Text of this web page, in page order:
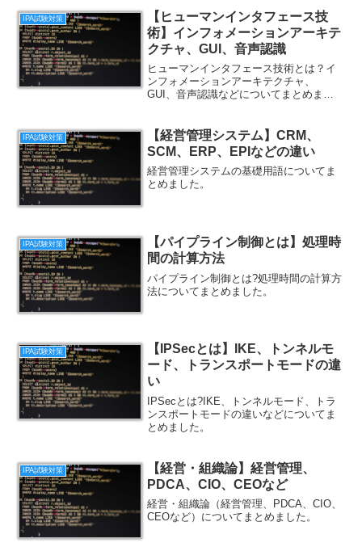
IPA試験対策
【ヒューマンインタフェース技
術】インフォメーションアーキテ
クチャ、GUI、音声認識
ヒューマンインタフェース技術とは？イ
ンフォメーションアーキテクチャ、
GUI、音声認識などについてまとめまし
IPA試験対策
【経営管理システム】CRM、
SCM、ERP、EPIなどの違い
経営管理システムの基礎用語についてま
とめました。
IPA試験対策
【パイプライン制御とは】処理時
間の計算方法
パイプライン制御とは?処理時間の計算方
法についてまとめました。
IPA試験対策
【IPSecとは】IKE、トンネルモ
ード、トランスポートモードの違
い
IPSecとは?IKE、トンネルモード、トラ
ンスポートモードの違いなどについてま
とめました。
IPA試験対策
【経営・組織論】経営管理、
PDCA、CIO、CEOなど
経営・組織論（経営管理、PDCA、CIO、
CEOなど）についてまとめました。